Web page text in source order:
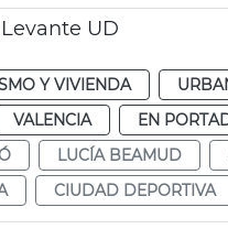
UD
Y VIVIENDA
VALENCIA
EN
LUCÍA BEAMUD
CIUDAD DEPORTIVA